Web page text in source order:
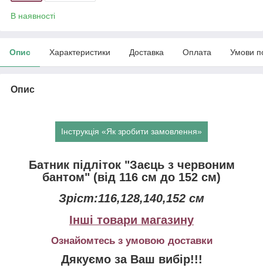
В наявності
Опис Характеристики Доставка Оплата Умови
Опис
Інструкція «Як зробити замовлення»
Батник підліток "Заєць з червоним
бантом" (від 116 см до 152 см)
Зріст:116,128,140,152 см
Інші товари магазину
Ознайомтесь з умовою доставки
Дякуємо за Ваш вибір!!!